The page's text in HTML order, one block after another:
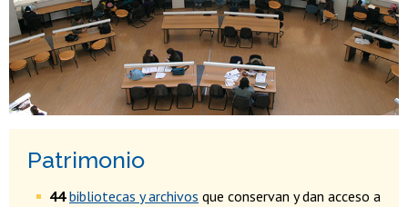
Patrimonio
44 bibliotecas y archivos que conservan y dan acceso a